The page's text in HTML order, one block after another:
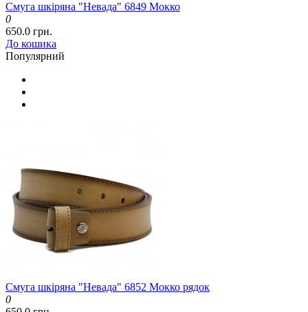
Смуга шкіряна "Невада" 6849 Мокко
0
650.0 грн.
До кошика
Популярний
Смуга шкіряна "Невада" 6852 Мокко рядок
0